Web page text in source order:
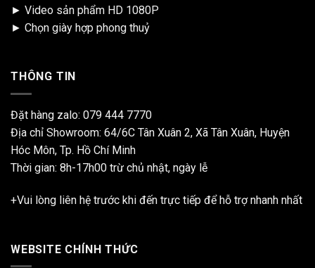
► Video sản phẩm HD 1080P
► Chọn giày hợp phong thuỷ
THÔNG TIN
Đặt hàng zalo: 079 444 7770
Địa chỉ Showroom: 64/6C Tân Xuân 2, Xã Tân Xuân, Huyện
Hóc Môn, Tp. Hồ Chí Minh
Thời gian: 8h-17h00 trừ chủ nhật, ngày lễ
+Vui lòng liên hệ trước khi đến trực tiếp để hỗ trợ nhanh nhất
WEBSITE CHÍNH THỨC